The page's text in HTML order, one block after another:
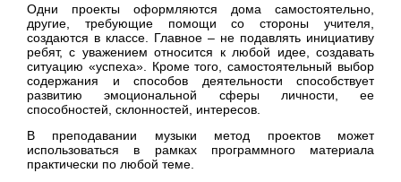
Одни проекты оформляются дома самостоятельно,
другие, требующие помощи со стороны учителя,
создаются в классе. Главное – не подавлять инициативу
ребят, с уважением относится к любой идее, создавать
ситуацию «успеха». Кроме того, самостоятельный выбор
содержания и способов деятельности способствует
развитию эмоциональной сферы личности, ее
способностей, склонностей, интересов.
В преподавании музыки метод проектов может
использоваться в рамках программного материала
практически по любой теме.